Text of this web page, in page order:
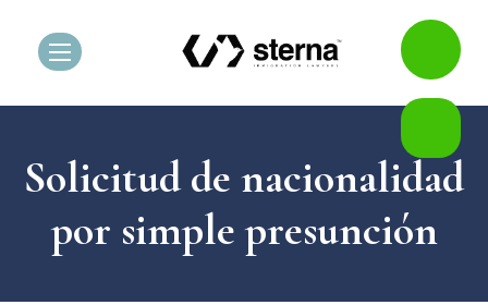
Solicitud de nacionalidad
por simple presunción